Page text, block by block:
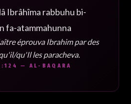
Ibrâhîma rabbuhu bi-
fa-atammahunna
éprouva Ibrahim par des
qu'Il les paracheva.
— AL-BAQARA